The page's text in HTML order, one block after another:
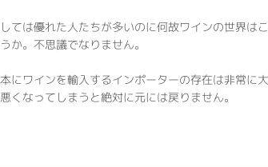
ては優れた人たちが多いのに何故ワインの世界は
か。不思議でなりません。
にワインを輸入するインポーターの存在は非常に大
くなってしまうと絶対に元には戻りません。